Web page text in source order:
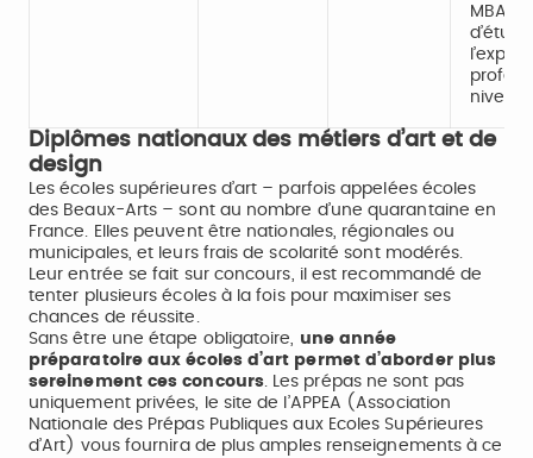
MBA
niveau
Diplômes nationaux des métiers d’art et de
design
Les écoles supérieures d’art – parfois appelées écoles
des Beaux-Arts – sont au nombre d’une quarantaine en
France. Elles peuvent être nationales, régionales ou
municipales, et leurs frais de scolarité sont modérés.
Leur entrée se fait sur concours, il est recommandé de
tenter plusieurs écoles à la fois pour maximiser ses
chances de réussite.
Sans être une étape obligatoire, une année
préparatoire aux écoles d’art permet d’aborder plus
sereinement ces concours. Les prépas ne sont pas
uniquement privées, le site de l’APPEA (Association
Nationale des Prépas Publiques aux Ecoles Supérieures
d’Art) vous fournira de plus amples renseignements à ce